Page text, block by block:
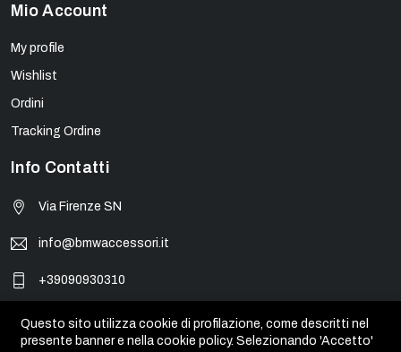
Mio Account
My profile
Wishlist
Ordini
Tracking Ordine
Info Contatti
Via Firenze SN
info@bmwaccessori.it
+39090930310
© BMW Accessori - PIVA 01931450835. Tutti i marchi, loghi e
Questo sito utilizza cookie di profilazione, come descritti nel
presente banner e nella cookie policy. Selezionando 'Accetto'